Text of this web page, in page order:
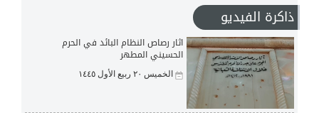
ذاكرة الفيديو
اثار رصاص النظام البائد في الحرم
الحسيني المطهر
الخميس ٢٠ ربيع الأول ١٤٤٥